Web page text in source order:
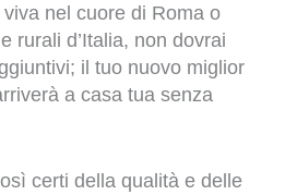
nel cuore di Roma o
rurali d’Italia, non dovrai
il tuo nuovo miglior
a casa tua senza
certi della qualità e delle